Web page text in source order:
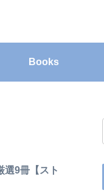
Books
選9冊【スト